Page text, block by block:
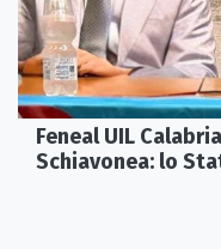
Feneal UIL
Schiavonea: lo